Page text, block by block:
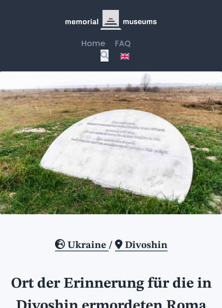
Home FAQ
Ukraine / Divoshin
Ort der Erinnerung für die in